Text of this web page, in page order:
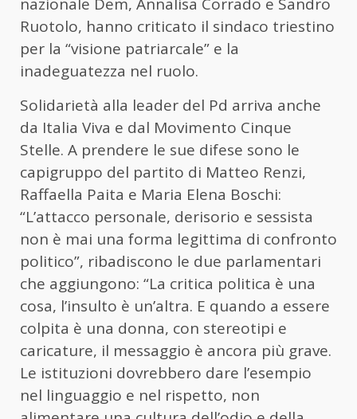
Ruotolo, hanno criticato il sindaco triestino
per la “visione patriarcale” e la
inadeguatezza nel ruolo.
Solidarietà alla leader del Pd arriva anche
da Italia Viva e dal Movimento Cinque
Stelle. A prendere le sue difese sono le
capigruppo del partito di Matteo Renzi,
Raffaella Paita e Maria Elena Boschi:
“L’attacco personale, derisorio e sessista
non è mai una forma legittima di confronto
politico”, ribadiscono le due parlamentari
che aggiungono: “La critica politica è una
cosa, l’insulto è un’altra. E quando a essere
colpita è una donna, con stereotipi e
caricature, il messaggio è ancora più grave.
Le istituzioni dovrebbero dare l’esempio
nel linguaggio e nel rispetto, non